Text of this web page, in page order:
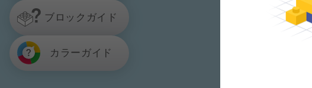
ブロックガイド
カラーガイド